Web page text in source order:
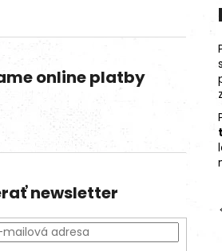
online platby
newsletter